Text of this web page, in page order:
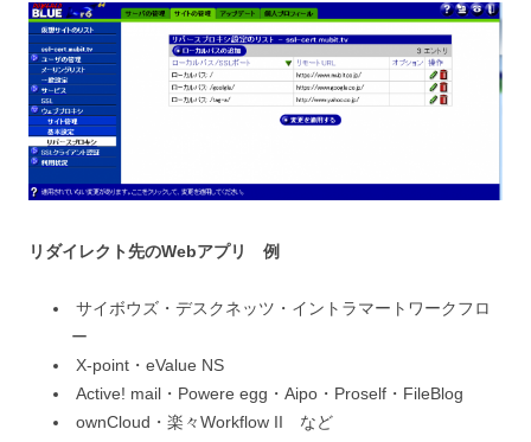
リダイレクト先のWebアプリ 例
サイボウズ・デスクネッツ・イントラマートワークフロ
ー
X-point・eValue NS
Active! mail・Powere egg・Aipo・Proself・FileBlog
ownCloud・楽々Workflow II など